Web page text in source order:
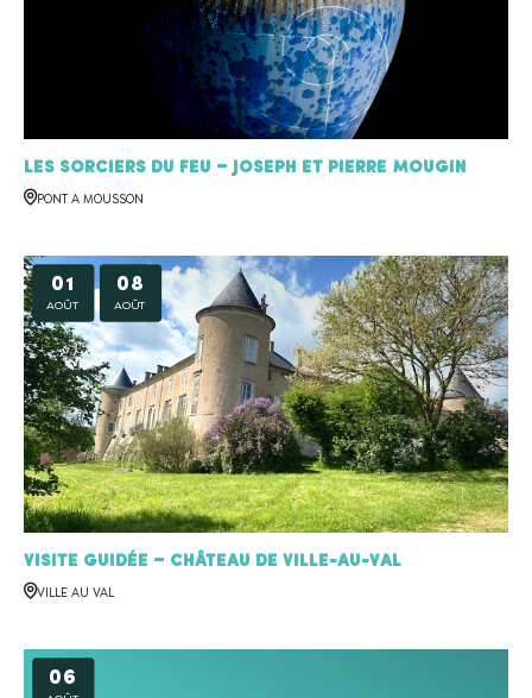
Les sorciers du feu – Joseph et Pierre MOUGIN
PONT A MOUSSON
01
AOÛT
08
AOÛT
Visite Guidée – Château de Ville-au-Val
VILLE AU VAL
06